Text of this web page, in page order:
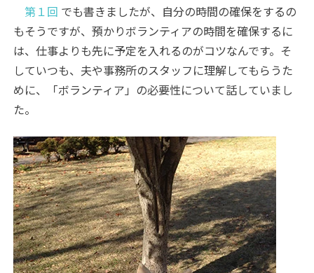
第１回 でも書きましたが、自分の時間の確保をするの
もそうですが、預かりボランティアの時間を確保するに
は、仕事よりも先に予定を入れるのがコツなんです。そ
していつも、夫や事務所のスタッフに理解してもらうた
めに、「ボランティア」の必要性について話していまし
た。